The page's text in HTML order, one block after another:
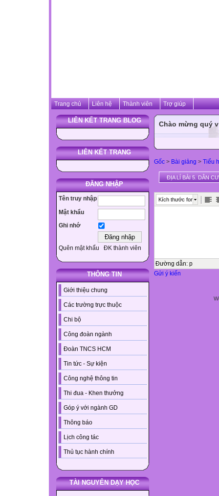
Trang chủ Liên hệ Thành viên Trợ giúp
LIÊN KẾT TRANG BLOG
LIÊN KẾT TRANG
ĐĂNG NHẬP
Tên truy nhập
Mật khẩu
Ghi nhớ
Quên mật khẩu ĐK thành viên
THÔNG TIN
Giới thiệu chung
Các trường trực thuộc
Chi bộ
Công đoàn ngành
Đoàn TNCS HCM
Tin tức - Sự kiện
Công nghệ thông tin
Thi đua - Khen thưởng
Góp ý với ngành GD
Thông báo
Lịch công tác
Thủ tục hành chính
TÀI NGUYÊN DẠY HỌC
Chào mừng quý
Gốc > Bài giảng > Tiểu
ĐỊA LÍ BÀI 5. DÂN
Kích thước font
Đường dẫn: p
Gửi ý kiến